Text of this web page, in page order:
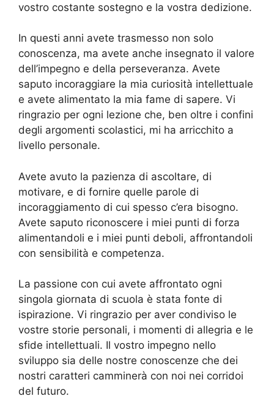
vostro costante sostegno e la vostra dedizione.
In questi anni avete trasmesso non solo
conoscenza, ma avete anche insegnato il valore
dell’impegno e della perseveranza. Avete
saputo incoraggiare la mia curiosità intellettuale
e avete alimentato la mia fame di sapere. Vi
ringrazio per ogni lezione che, ben oltre i confini
degli argomenti scolastici, mi ha arricchito a
livello personale.
Avete avuto la pazienza di ascoltare, di
motivare, e di fornire quelle parole di
incoraggiamento di cui spesso c’era bisogno.
Avete saputo riconoscere i miei punti di forza
alimentandoli e i miei punti deboli, affrontandoli
con sensibilità e competenza.
La passione con cui avete affrontato ogni
singola giornata di scuola è stata fonte di
ispirazione. Vi ringrazio per aver condiviso le
vostre storie personali, i momenti di allegria e le
sfide intellettuali. Il vostro impegno nello
sviluppo sia delle nostre conoscenze che dei
nostri caratteri camminerà con noi nei corridoi
del futuro.